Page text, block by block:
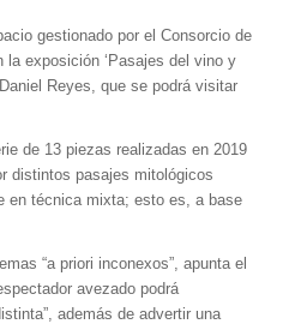
gestionado por el Consorcio de
la exposición ‘Pasajes del vino y
Reyes, que se podrá visitar
de 13 piezas realizadas en 2019
distintos pasajes mitológicos
en técnica mixta; esto es, a base
“a priori inconexos”, apunta el
avezado podrá
además de advertir una